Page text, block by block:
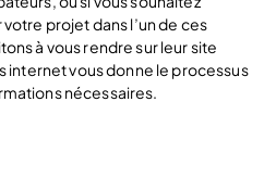
projet dans l’un de ces
à vous rendre sur leur site
internet vous donne le processus
nécessaires.